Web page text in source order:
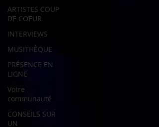
ARTISTES COUP
DE COEUR
INTERVIEWS
MUSITHÈQUE
PRÉSENCE EN
LIGNE
Votre
communauté
CONSEILS SUR
UN